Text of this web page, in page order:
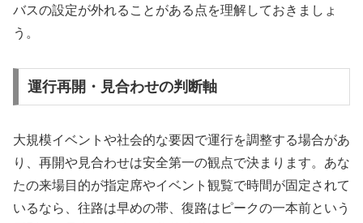
バスの設定が外れることがある点を理解しておきましょ
う。
運行再開・見合わせの判断軸
大規模イベントや社会的な要因で運行を調整する場合があ
り、再開や見合わせは安全第一の観点で決まります。あな
たの来場目的が指定席やイベント観覧で時間が固定されて
いるなら、往路は早めの帯、復路はピークの一本前という